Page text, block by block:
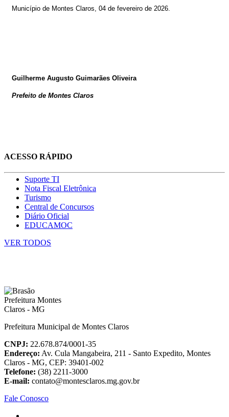
Município de Montes Claros, 04 de fevereiro de 2026
Guilherme Augusto Guimarães Oliveira
Prefeito de Montes Claros
ACESSO RÁPIDO
Suporte TI
Nota Fiscal Eletrônica
Turismo
Central de Concursos
Diário Oficial
EDUCAMOC
VER TODOS
Prefeitura Municipal de Montes Claros
CNPJ: 22.678.874/0001-35
Endereço: Av. Cula Mangabeira, 211 - Santo Expedito, Montes
Claros - MG, CEP: 39401-002
Telefone: (38) 2211-3000
E-mail: contato@montesclaros.mg.gov.br
Fale Conosco